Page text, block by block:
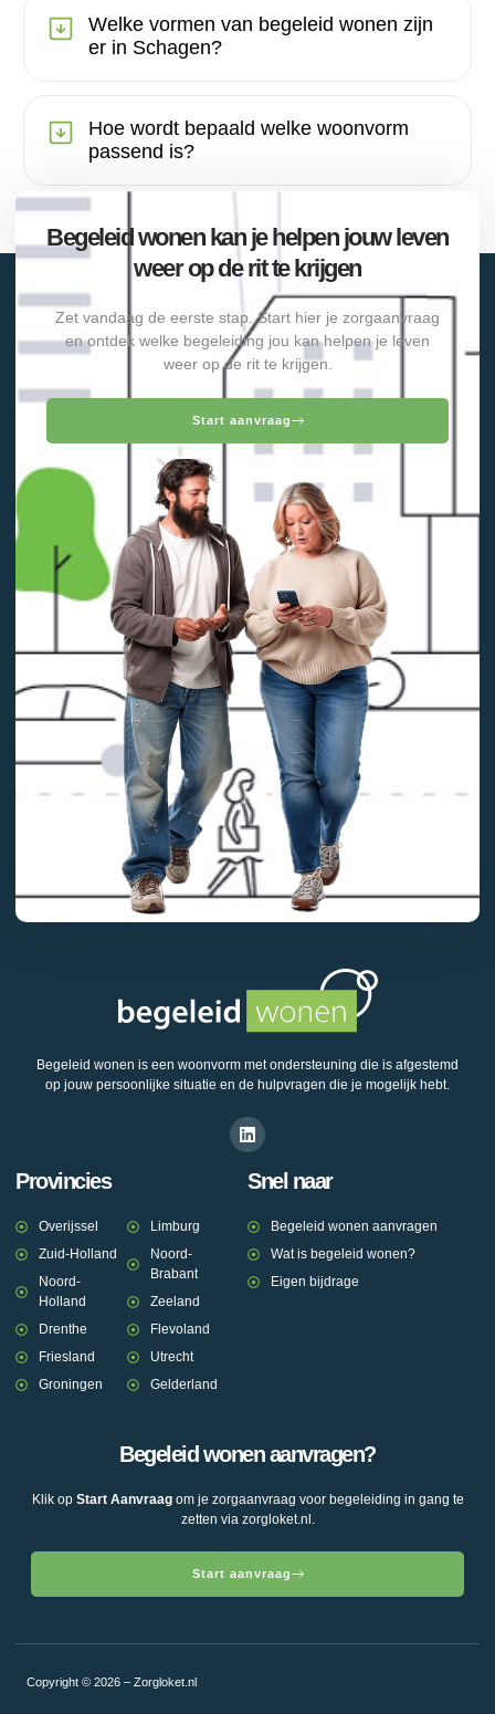
Welke vormen van begeleid wonen zijn
er in Schagen?
Hoe wordt bepaald welke woonvorm
passend is?
Begeleid wonen kan je helpen jouw leven
weer op de rit te krijgen
Zet vandaag de eerste stap. Start hier je zorgaanvraag
en ontdek welke begeleiding jou kan helpen je leven
weer op de rit te krijgen.
Start aanvraag
Begeleid wonen is een woonvorm met ondersteuning die is afgestemd
op jouw persoonlijke situatie en de hulpvragen die je mogelijk hebt.
Provincies
Overijssel
Zuid-Holland
Noord-
Holland
Drenthe
Friesland
Groningen
Limburg
Noord-
Brabant
Zeeland
Flevoland
Utrecht
Gelderland
Snel naar
Begeleid wonen aanvragen
Wat is begeleid wonen?
Eigen bijdrage
Begeleid wonen aanvragen?
Klik op Start Aanvraagom je zorgaanvraag voor begeleiding in gang te
zetten via zorgloket.nl.
Start aanvraag
Copyright © 2026 – Zorgloket.nl